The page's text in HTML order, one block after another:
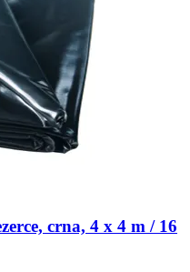
crna, 4 x 4 m / 16